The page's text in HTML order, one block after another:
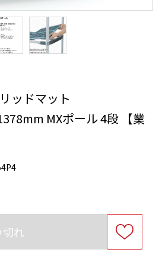
ッドマット
MXポール 4段 【業
切れ